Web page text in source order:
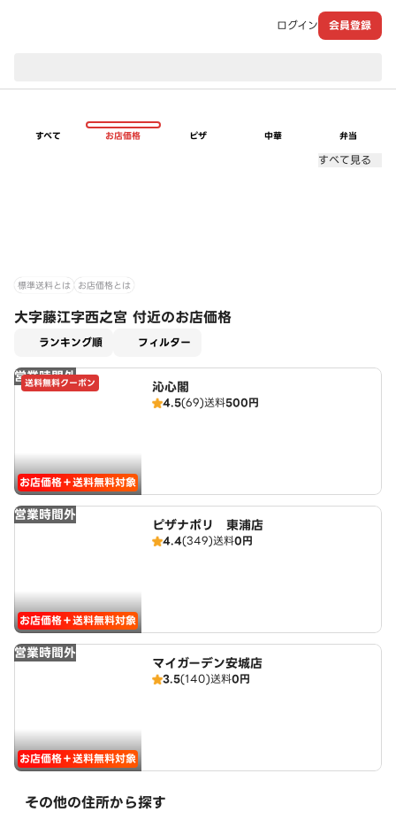
ログイン 会員登録
すべて お店価格 ピザ 中華 弁当
すべて見る
標準送料とは お店価格とは
大字藤江字西之宮 付近のお店価格
ランキング順 フィルター
営業時間外
送料無料クーポン
お店価格＋送料無料対象
沁心閣
4.5(69)送料500円
営業時間外
お店価格＋送料無料対象
ピザナポリ 東浦店
4.4(349)送料0円
営業時間外
お店価格＋送料無料対象
マイガーデン安城店
3.5(140)送料0円
その他の住所から探す